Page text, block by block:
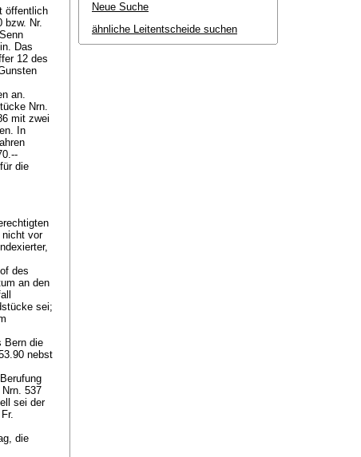
öffentlich
bzw. Nr.
Das
12 des
an.
Nrn.
mit zwei
In
die
nicht vor
des
an den
sei;
Bern die
nebst
537
sei der
die
Neue Suche
ähnliche Leitentscheide suchen